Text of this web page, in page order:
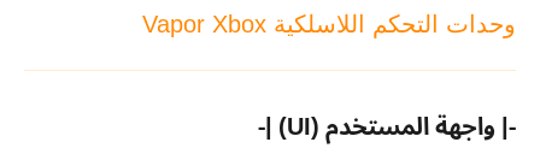
وحدات التحكم اللاسلكية Vapor Xbox
-| واجهة المستخدم (UI) |-